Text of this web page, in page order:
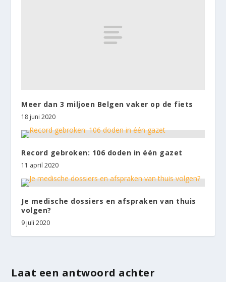
Meer dan 3 miljoen Belgen vaker op de fiets
18 juni 2020
Record gebroken: 106 doden in één gazet
11 april 2020
Je medische dossiers en afspraken van thuis
volgen?
9 juli 2020
Laat een antwoord achter